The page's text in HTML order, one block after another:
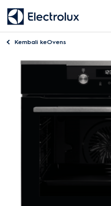
Kembali keOvens